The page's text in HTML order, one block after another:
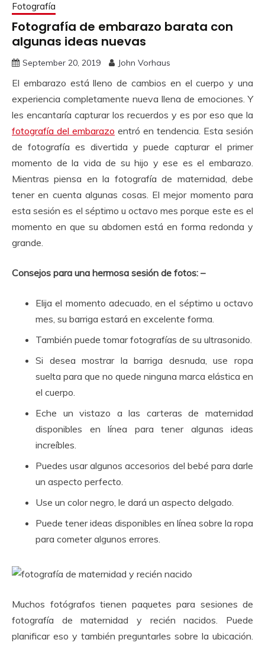
Fotografía
Fotografía de embarazo barata con
algunas ideas nuevas
September 20, 2019 John Vorhaus
El embarazo está lleno de cambios en el cuerpo y una
experiencia completamente nueva llena de emociones.Y
les encantaría capturar los recuerdos y es por eso que la
fotografía del embarazo entró en tendencia. Esta sesión
de fotografía es divertida y puede capturar el primer
momento de la vida de su hijo y ese es el embarazo.
Mientras piensa en la fotografía de maternidad, debe
tener en cuenta algunas cosas. El mejor momento para
esta sesión es el séptimo u octavo mes porque este es el
momento en que su abdomen está en forma redonda y
grande.
Consejos para una hermosa sesión de fotos: –
Elija el momento adecuado, en el séptimo u octavo
mes, su barriga estará en excelente forma.
También puede tomar fotografías de su ultrasonido.
Si desea mostrar la barriga desnuda, use ropa
suelta para que no quede ninguna marca elástica en
el cuerpo.
Eche un vistazo a las carteras de maternidad
disponibles en línea para tener algunas ideas
increíbles.
Puedes usar algunos accesorios del bebé para darle
un aspecto perfecto.
Use un color negro, le dará un aspecto delgado.
Puede tener ideas disponibles en línea sobre la ropa
para cometer algunos errores.
Muchos fotógrafos tienen paquetes para sesiones de
fotografía de maternidad y recién nacidos. Puede
planificar eso y también preguntarles sobre la ubicación.